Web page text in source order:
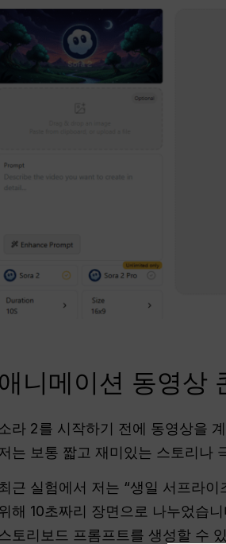
애니메이션 동영상
소라 2를 시작하기 전에 동영상을
는 보통 짧고 재미있는 스토리나
최근 실험에서 저는 “생일 서프라
해 10초짜리 장면으로 나누었습
스토리보드 프롬프트를 생성할 수